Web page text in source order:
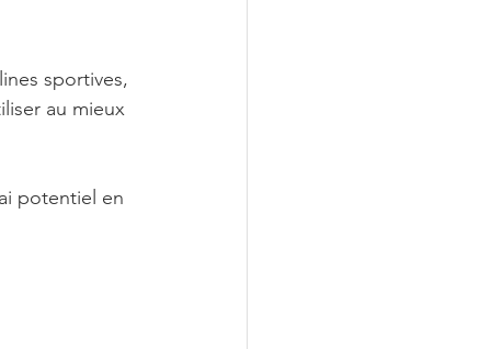
sportives,
au mieux
potentiel en